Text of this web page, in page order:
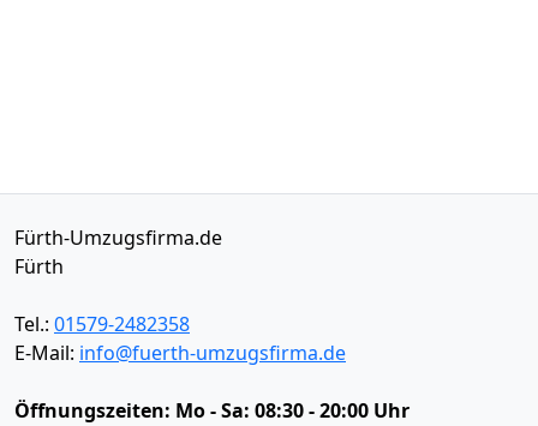
Fürth-Umzugsfirma.de
Fürth
Tel.: 01579-2482358
E-Mail: info@fuerth-umzugsfirma.de
Öffnungszeiten: Mo - Sa: 08:30 - 20:00 Uhr